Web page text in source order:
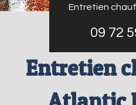
Entretien
09 72
Entretien